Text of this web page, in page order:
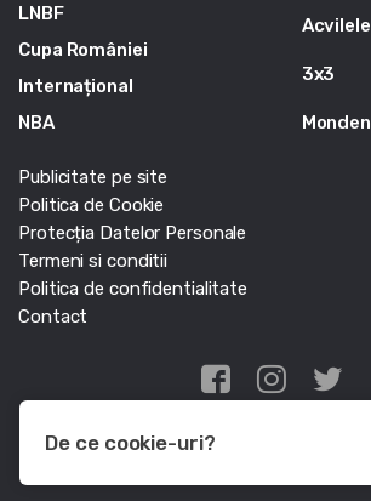
LNBF
Cupa României
Internațional
NBA
Acvilele
3x3
Monden
Publicitate pe site
Politica de Cookie
Protecția Datelor Personale
Termeni si conditii
Politica de confidentialitate
Contact
Edris Digital Agency
De ce cookie-uri?